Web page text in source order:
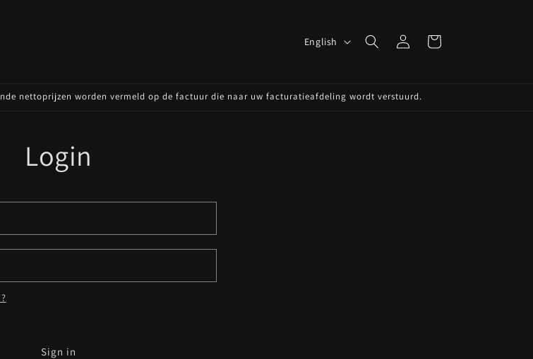
g
English
Log
in
Cart
nettoprijzen worden vermeld op de factuur die naar uw facturatieafdeling wordt verstuurd.
Login
Sign in